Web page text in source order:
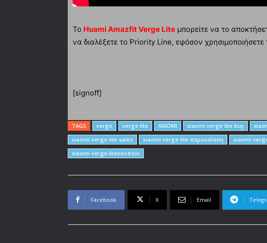
Το Huami Amazfit Verge Lite μπορείτε να το
να διαλέξετε το Priority Line, εφόσον χρησιμοποιήσετε
[signoff]
TAGS verge verge lite XIAOMI xiaomi verge lite buy
xiaomi verge lite sales
xiaomi verge lite παρουσίαση xiaomi
xiaomi verge liteκουπόνι
Facebook X Email